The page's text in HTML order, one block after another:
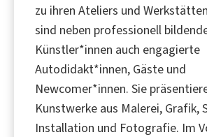
zu ihren Ateliers und
sind neben professionell
Künstler*innen auch engagierte
Autodidakt*innen, Gäste und
Newcomer*innen. Sie
Kunstwerke aus Malerei, Grafik,
Installation und Fotografie. Im